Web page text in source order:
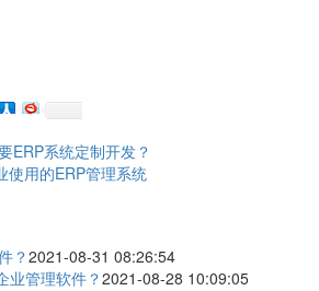
ERP系统定制开发？
使用的ERP管理系统
？2021-08-31 08:26:54
业管理软件？2021-08-28 10:09:05